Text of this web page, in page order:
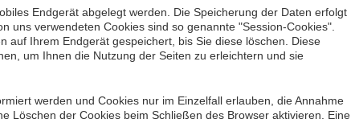
Endgerät abgelegt werden. Die Speicherung der Daten erfolgt
uns verwendeten Cookies sind so genannte "Session-Cookies".
auf Ihrem Endgerät gespeichert, bis Sie diese löschen. Diese
um Ihnen die Nutzung der Seiten zu erleichtern und sie
werden und Cookies nur im Einzelfall erlauben, die Annahme
Löschen der Cookies beim Schließen des Browser aktivieren. Eine